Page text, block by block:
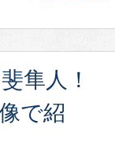
隼人！
で紹